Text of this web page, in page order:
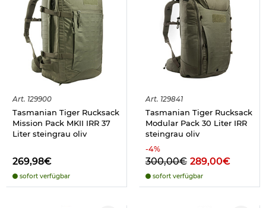
Art. 129900
Tasmanian Tiger Rucksack
Mission Pack MKII IRR 37
Liter steingrau oliv
269,98€
sofort verfügbar
Art. 129841
Tasmanian Tiger Rucksack
Modular Pack 30 Liter IRR
steingrau oliv
-4%
300,00€ 289,00€
sofort verfügbar